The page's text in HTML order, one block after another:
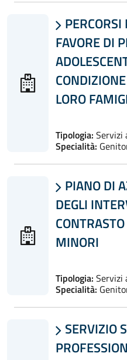

FAVORE DI
LORO
Tipologia: Servizi
Specialità:
 PIANO DI
DEGLI
MINORI
Tipologia: Servizi
Specialità:
 SERVIZIO